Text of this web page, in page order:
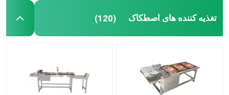
کد گذاری براکت چاپگر جوهر
سیستم بازرسی بصری
تغذیه کننده های اصطکاک (120)